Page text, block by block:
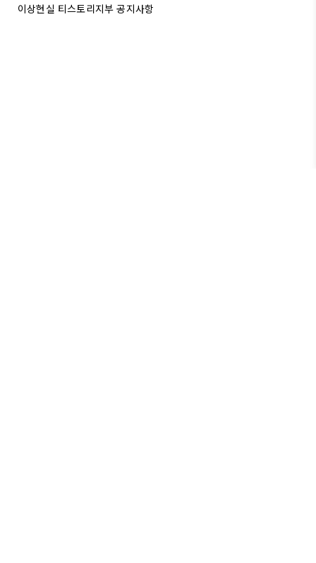
이상현실 티스토리지부 공지사항